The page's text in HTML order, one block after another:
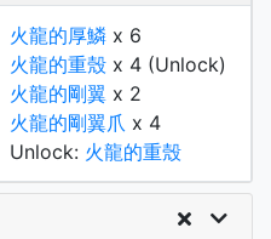
火龍的厚鱗 x 6
火龍的重殼 x 4 (Unlock)
火龍的剛翼 x 2
火龍的剛翼爪 x 4
Unlock: 火龍的重殼